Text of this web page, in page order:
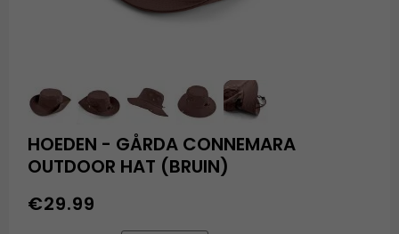
HOEDEN - GÅRDA CONNEMARA
OUTDOOR HAT (BRUIN)
€29.99